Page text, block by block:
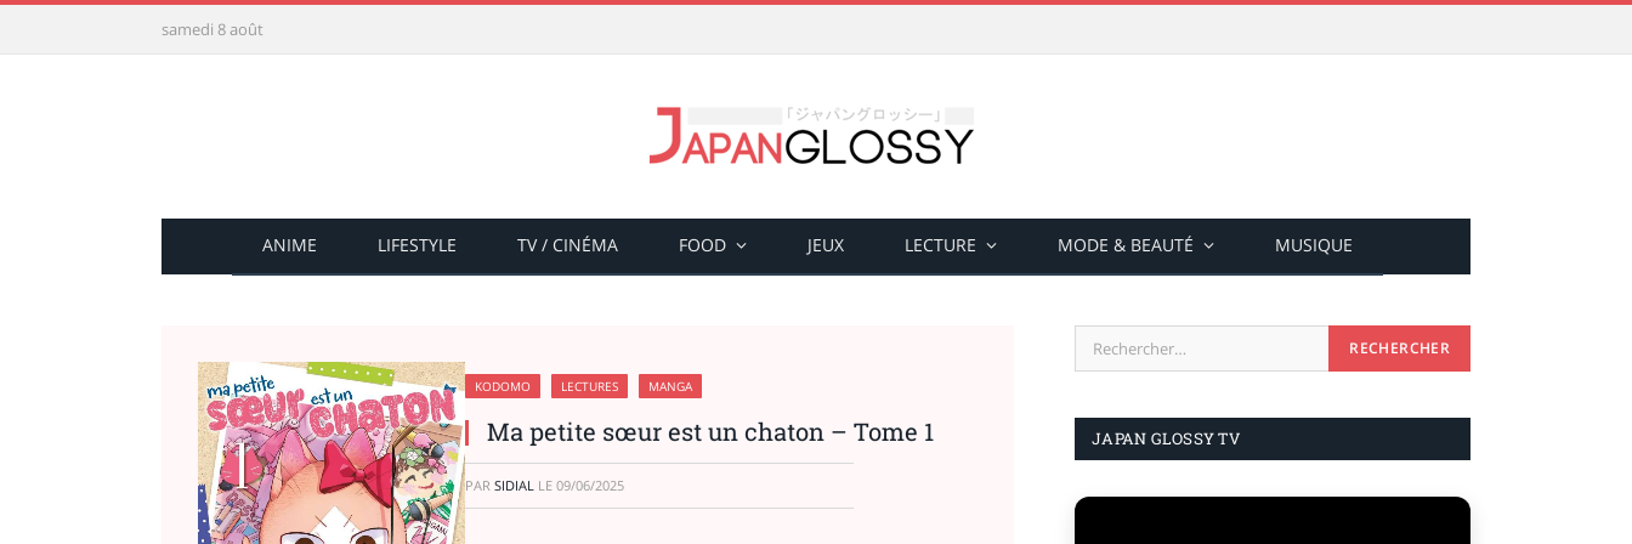
samedi 8 août
ANIME LIFESTYLE TV / CINÉMA FOOD JEUX LECTURE MODE & BEAUTÉ MUSIQUE
KODOMO LECTURES MANGA
Ma petite sœur est un chaton – Tome 1
PAR SIDIAL LE 09/06/2025
JAPAN GLOSSY TV